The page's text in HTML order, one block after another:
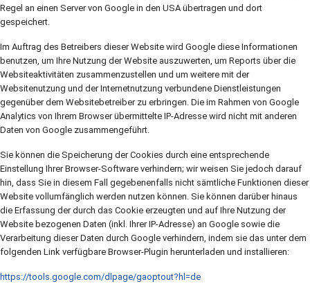
Regel an einen Server von Google in den USA übertragen und dort
gespeichert.
Im Auftrag des Betreibers dieser Website wird Google diese Informationen
benutzen, um Ihre Nutzung der Website auszuwerten, um Reports über die
Websiteaktivitäten zusammenzustellen und um weitere mit der
Websitenutzung und der Internetnutzung verbundene Dienstleistungen
gegenüber dem Websitebetreiber zu erbringen. Die im Rahmen von Google
Analytics von Ihrem Browser übermittelte IP-Adresse wird nicht mit anderen
Daten von Google zusammengeführt.
Sie können die Speicherung der Cookies durch eine entsprechende
Einstellung Ihrer Browser-Software verhindern; wir weisen Sie jedoch darauf
hin, dass Sie in diesem Fall gegebenenfalls nicht sämtliche Funktionen dieser
Website vollumfänglich werden nutzen können. Sie können darüber hinaus
die Erfassung der durch das Cookie erzeugten und auf Ihre Nutzung der
Website bezogenen Daten (inkl. Ihrer IP-Adresse) an Google sowie die
Verarbeitung dieser Daten durch Google verhindern, indem sie das unter dem
folgenden Link verfügbare Browser-Plugin herunterladen und installieren:
https://tools.google.com/dlpage/gaoptout?hl=de